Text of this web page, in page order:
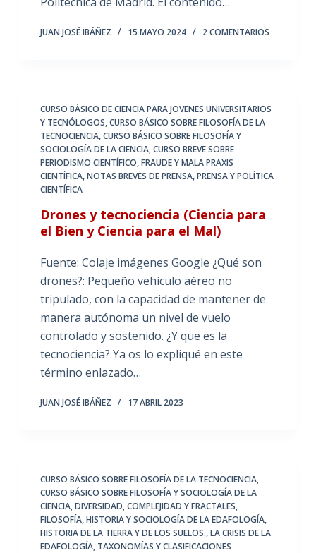
JUAN JOSÉ IBÁÑEZ 15 MAYO 2024 2 COMENTARIOS
CURSO BÁSICO DE CIENCIA PARA JOVENES UNIVERSITARIOS
Y TECNÓLOGOS,CURSO BÁSICO SOBRE FILOSOFÍA DE LA
TECNOCIENCIA,CURSO BÁSICO SOBRE FILOSOFÍA Y
SOCIOLOGÍA DE LA CIENCIA,CURSO BREVE SOBRE
PERIODISMO CIENTÍFICO,FRAUDE Y MALA PRAXIS
CIENTÍFICA,NOTAS BREVES DE PRENSA,PRENSA Y POLÍTICA
CIENTÍFICA
Drones y tecnociencia (Ciencia para
el Bien y Ciencia para el Mal)
Fuente: Colaje imágenes Google ¿Qué son
drones?: Pequeño vehículo aéreo no
tripulado, con la capacidad de mantener de
manera autónoma un nivel de vuelo
controlado y sostenido. ¿Y que es la
tecnociencia? Ya os lo expliqué en este
término enlazado…
JUAN JOSÉ IBÁÑEZ 17 ABRIL 2023
CURSO BÁSICO SOBRE FILOSOFÍA DE LA TECNOCIENCIA,
CURSO BÁSICO SOBRE FILOSOFÍA Y SOCIOLOGÍA DE LA
CIENCIA,DIVERSIDAD, COMPLEJIDAD Y FRACTALES,
FILOSOFÍA, HISTORIA Y SOCIOLOGÍA DE LA EDAFOLOGÍA,
HISTORIA DE LA TIERRA Y DE LOS SUELOS.,LA CRISIS DE LA
EDAFOLOGÍA, TAXONOMÍAS Y CLASIFICACIONES